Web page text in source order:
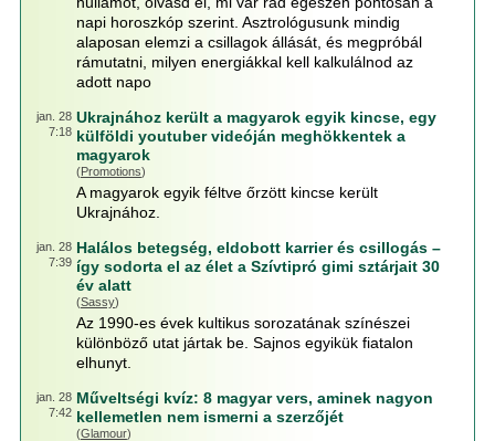
napi horoszkóp szerint. Asztrológusunk mindig
alaposan elemzi a csillagok állását, és megpróbál
rámutatni, milyen energiákkal kell kalkulálnod az
adott napo
jan. 28
7:18
Ukrajnához került a magyarok egyik kincse, egy
külföldi youtuber videóján meghökkentek a
magyarok
(Promotions)
A magyarok egyik féltve őrzött kincse került
Ukrajnához.
jan. 28
7:39
Halálos betegség, eldobott karrier és csillogás –
így sodorta el az élet a Szívtipró gimi sztárjait 30
év alatt
(Sassy)
Az 1990-es évek kultikus sorozatának színészei
különböző utat jártak be. Sajnos egyikük fiatalon
elhunyt.
jan. 28
7:42
Műveltségi kvíz: 8 magyar vers, aminek nagyon
kellemetlen nem ismerni a szerzőjét
(Glamour)